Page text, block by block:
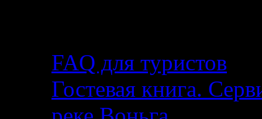
FAQ для туристов
Гостевая книга.